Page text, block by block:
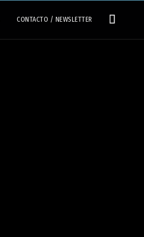
CONTACTO / NEWSLETTER